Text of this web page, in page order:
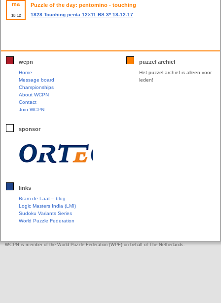
ma
18 12
Puzzle of the day: pentomino - touching
1828 Touching penta 12×11 RS 3* 18-12-17
wcpn
Home
Message board
Championships
About WCPN
Contact
Join WCPN
sponsor
links
Bram de Laat – blog
Logic Masters India (LMI)
Sudoku Variants Series
World Puzzle Federation
puzzel archief
Het puzzel archief is alleen voor
leden!
WCPN is member of the World Puzzle Federation (WPF) on behalf of The Netherlands.